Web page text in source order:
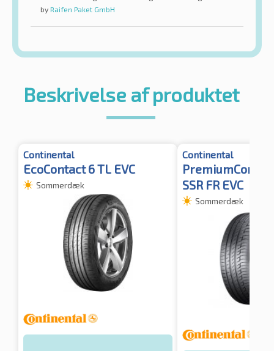
by Raifen Paket GmbH
Beskrivelse af produktet
Continental
EcoContact 6 TL EVC
Sommerdæk
Continental
SSR FR EVC
Sommerdæk